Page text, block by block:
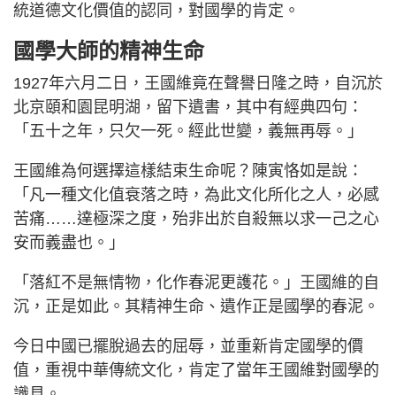
統道德文化價值的認同，對國學的肯定。
國學大師的精神生命
1927年六月二日，王國維竟在聲譽日隆之時，自沉於
北京頤和園昆明湖，留下遺書，其中有經典四句：
「五十之年，只欠一死。經此世變，義無再辱。」
王國維為何選擇這樣結束生命呢？陳寅恪如是說：
「凡一種文化值衰落之時，為此文化所化之人，必感
苦痛……達極深之度，殆非出於自殺無以求一己之心
安而義盡也。」
「落紅不是無情物，化作春泥更護花。」王國維的自
沉，正是如此。其精神生命、遺作正是國學的春泥。
今日中國已擺脫過去的屈辱，並重新肯定國學的價
值，重視中華傳統文化，肯定了當年王國維對國學的